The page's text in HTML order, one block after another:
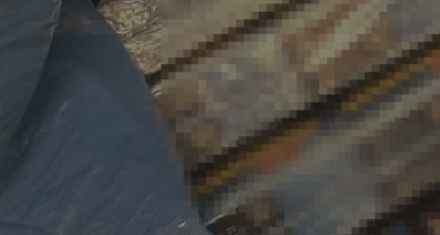
Niezbędne Targetowanie
Niezbędne pliki cookie umożliwiają korzystanie z podstawowych
zarządzanie kontem. Bez niezbędnych plików cookie nie można
Provider
Domena
przechowywania